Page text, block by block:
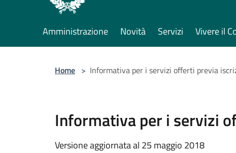
Amministrazione Novità Servizi Vivere il
Home > Informativa per i servizi offerti previa
Informativa per i servizi
Versione aggiornata al 25 maggio 2018